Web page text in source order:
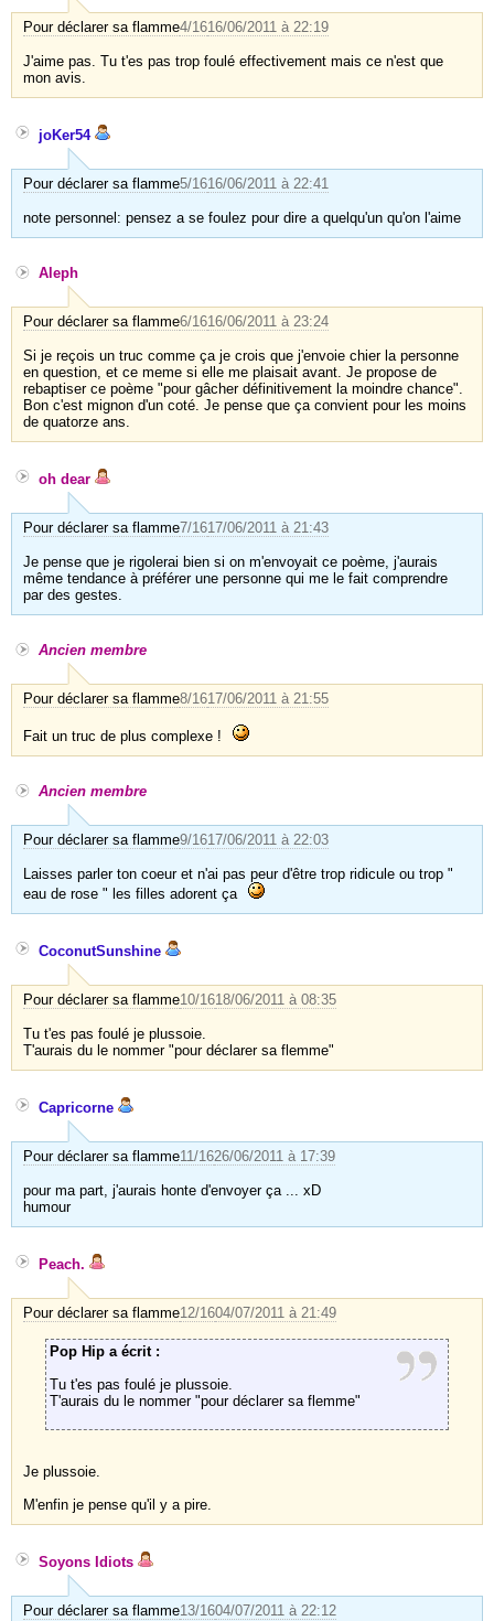
Pour déclarer sa flamme4/1616/06/2011 à 22:19
J'aime pas. Tu t'es pas trop foulé effectivement mais ce n'est que
mon avis.
joKer54
Pour déclarer sa flamme5/1616/06/2011 à 22:41
note personnel: pensez a se foulez pour dire a quelqu'un qu'on l'aime
Aleph
Pour déclarer sa flamme6/1616/06/2011 à 23:24
Si je reçois un truc comme ça je crois que j'envoie chier la personne
en question, et ce meme si elle me plaisait avant. Je propose de
rebaptiser ce poème "pour gâcher définitivement la moindre chance".
Bon c'est mignon d'un coté. Je pense que ça convient pour les moins
de quatorze ans.
oh dear
Pour déclarer sa flamme7/1617/06/2011 à 21:43
Je pense que je rigolerai bien si on m'envoyait ce poème, j'aurais
même tendance à préférer une personne qui me le fait comprendre
par des gestes.
Ancien membre
Pour déclarer sa flamme8/1617/06/2011 à 21:55
Fait un truc de plus complexe !
Ancien membre
Pour déclarer sa flamme9/1617/06/2011 à 22:03
Laisses parler ton coeur et n'ai pas peur d'être trop ridicule ou trop "
eau de rose " les filles adorent ça
CoconutSunshine
Pour déclarer sa flamme10/1618/06/2011 à 08:35
Tu t'es pas foulé je plussoie.
T'aurais du le nommer "pour déclarer sa flemme"
Capricorne
Pour déclarer sa flamme11/1626/06/2011 à 17:39
pour ma part, j'aurais honte d'envoyer ça ... xD
humour
Peach.
Pour déclarer sa flamme12/1604/07/2011 à 21:49
Pop Hip a écrit :
Tu t'es pas foulé je plussoie.
T'aurais du le nommer "pour déclarer sa flemme"
Je plussoie.
M'enfin je pense qu'il y a pire.
Soyons Idiots
Pour déclarer sa flamme13/1604/07/2011 à 22:12